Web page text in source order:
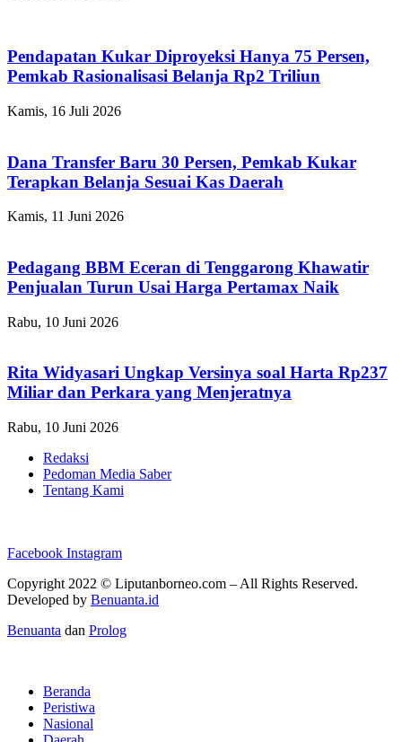
Pendapatan Kukar Diproyeksi Hanya 75 Persen,
Pemkab Rasionalisasi Belanja Rp2 Triliun
Kamis, 16 Juli 2026
Dana Transfer Baru 30 Persen, Pemkab Kukar
Terapkan Belanja Sesuai Kas Daerah
Kamis, 11 Juni 2026
Pedagang BBM Eceran di Tenggarong Khawatir
Penjualan Turun Usai Harga Pertamax Naik
Rabu, 10 Juni 2026
Rita Widyasari Ungkap Versinya soal Harta Rp237
Miliar dan Perkara yang Menjeratnya
Rabu, 10 Juni 2026
Redaksi
Pedoman Media Saber
Tentang Kami
Facebook Instagram
Copyright 2022 © Liputanborneo.com – All Rights Reserved.
Developed by Benuanta.id
Benuanta dan Prolog
Beranda
Peristiwa
Nasional